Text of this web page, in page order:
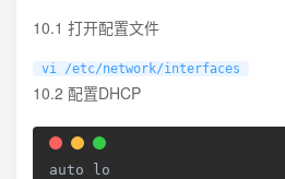
10.1 打开配置文件
vi /etc/network/interfaces
10.2 配置DHCP
auto lo